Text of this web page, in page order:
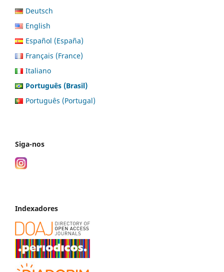
Deutsch
English
Español (España)
Français (France)
Italiano
Português (Brasil)
Português (Portugal)
Siga-nos
Indexadores